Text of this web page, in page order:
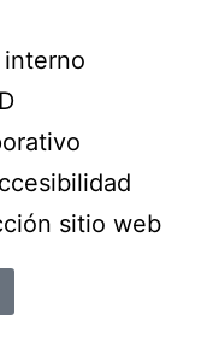
interno
sitio web